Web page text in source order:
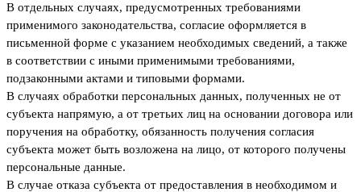
В отдельных случаях, предусмотренных требованиями
применимого законодательства, согласие оформляется в
письменной форме с указанием необходимых сведений, а также
в соответствии с иными применимыми требованиями,
подзаконными актами и типовыми формами.
В случаях обработки персональных данных, полученных не от
субъекта напрямую, а от третьих лиц на основании договора или
поручения на обработку, обязанность получения согласия
субъекта может быть возложена на лицо, от которого получены
персональные данные.
В случае отказа субъекта от предоставления в необходимом и